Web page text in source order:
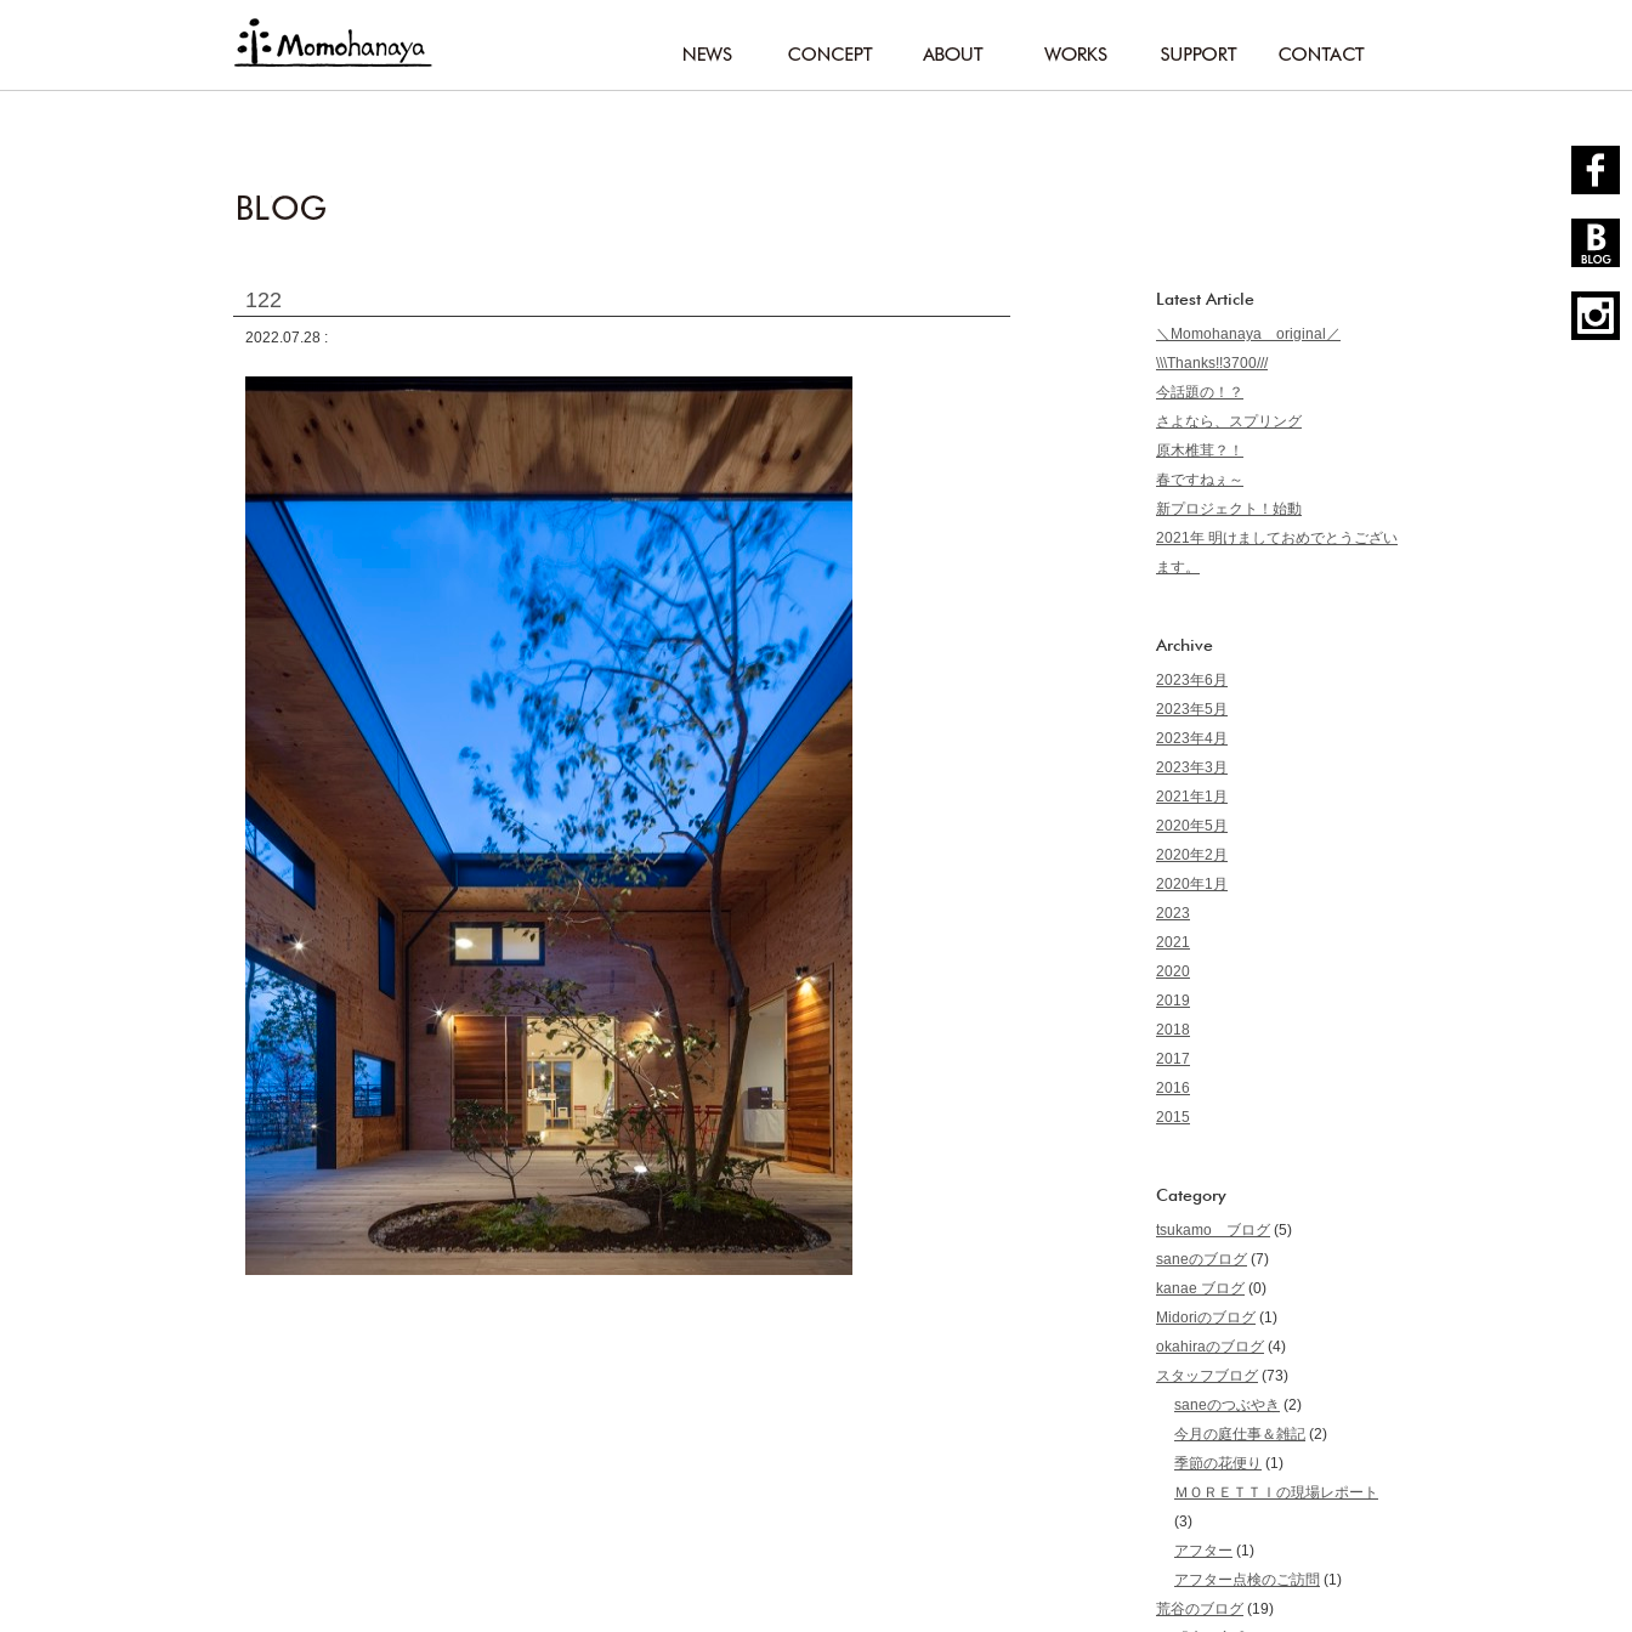
122
2022.07.28 :
Latest Article
＼Momohanaya original／
\\\Thanks!!3700///
今話題の！？
さよなら、スプリング
原木椎茸？！
春ですねぇ～
新プロジェクト！始動
2021年 明けましておめでとうござい
ます。
Archive
2023年6月
2023年5月
2023年4月
2023年3月
2021年1月
2020年5月
2020年2月
2020年1月
2023
2021
2020
2019
2018
2017
2016
2015
Category
tsukamo ブログ (5)
saneのブログ (7)
kanae ブログ (0)
Midoriのブログ (1)
okahiraのブログ (4)
スタッフブログ (73)
saneのつぶやき (2)
今月の庭仕事＆雑記 (2)
季節の花便り (1)
ＭＯＲＥＴＴＩの現場レポート
(3)
アフター (1)
アフター点検のご訪問 (1)
荒谷のブログ (19)